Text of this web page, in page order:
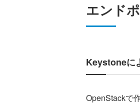
エンド
Keystoneに
OpenStackで